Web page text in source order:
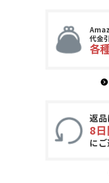
代金
各
返
8
に